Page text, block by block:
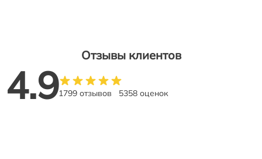
Отзывы клиентов
4.91799 отзывов 5358 оценок